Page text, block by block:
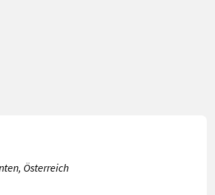
Österreich